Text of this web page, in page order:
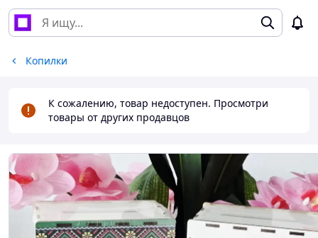
Копилки
К сожалению, товар недоступен. Просмотри
товары от других продавцов